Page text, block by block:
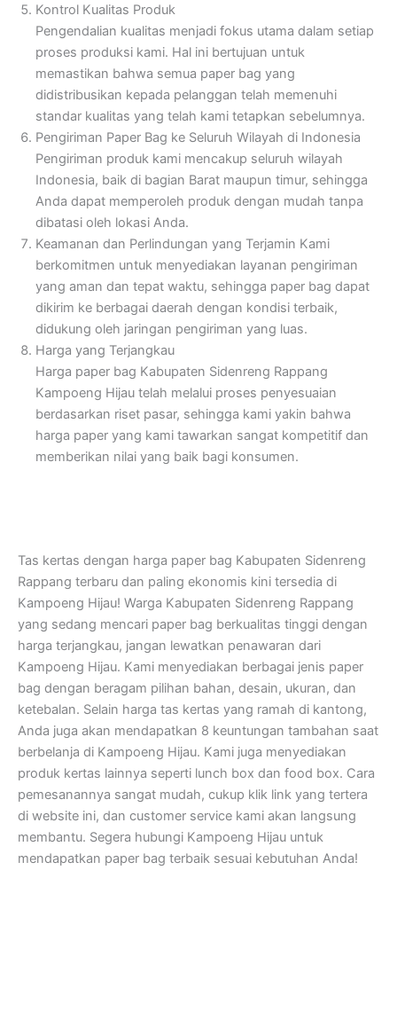
Kontrol Kualitas Produk
Pengendalian kualitas menjadi fokus utama dalam setiap
proses produksi kami. Hal ini bertujuan untuk
memastikan bahwa semua paper bag yang
didistribusikan kepada pelanggan telah memenuhi
standar kualitas yang telah kami tetapkan sebelumnya.
Pengiriman Paper Bag ke Seluruh Wilayah di Indonesia
Pengiriman produk kami mencakup seluruh wilayah
Indonesia, baik di bagian Barat maupun timur, sehingga
Anda dapat memperoleh produk dengan mudah tanpa
dibatasi oleh lokasi Anda.
Keamanan dan Perlindungan yang Terjamin Kami
berkomitmen untuk menyediakan layanan pengiriman
yang aman dan tepat waktu, sehingga paper bag dapat
dikirim ke berbagai daerah dengan kondisi terbaik,
didukung oleh jaringan pengiriman yang luas.
Harga yang Terjangkau
Harga paper bag Kabupaten Sidenreng Rappang
Kampoeng Hijau telah melalui proses penyesuaian
berdasarkan riset pasar, sehingga kami yakin bahwa
harga paper yang kami tawarkan sangat kompetitif dan
memberikan nilai yang baik bagi konsumen.
Tas kertas dengan harga paper bag Kabupaten Sidenreng
Rappang terbaru dan paling ekonomis kini tersedia di
Kampoeng Hijau! Warga Kabupaten Sidenreng Rappang
yang sedang mencari paper bag berkualitas tinggi dengan
harga terjangkau, jangan lewatkan penawaran dari
Kampoeng Hijau. Kami menyediakan berbagai jenis paper
bag dengan beragam pilihan bahan, desain, ukuran, dan
ketebalan. Selain harga tas kertas yang ramah di kantong,
Anda juga akan mendapatkan 8 keuntungan tambahan saat
berbelanja di Kampoeng Hijau. Kami juga menyediakan
produk kertas lainnya seperti lunch box dan food box. Cara
pemesanannya sangat mudah, cukup klik link yang tertera
di website ini, dan customer service kami akan langsung
membantu. Segera hubungi Kampoeng Hijau untuk
mendapatkan paper bag terbaik sesuai kebutuhan Anda!